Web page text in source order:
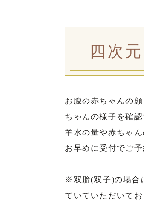
四次
お腹の赤ちゃんの
ちゃんの様子を確
羊水の量や赤ちゃ
お早めに受付でご予
※双胎(双子)の場合
ていていただいてお